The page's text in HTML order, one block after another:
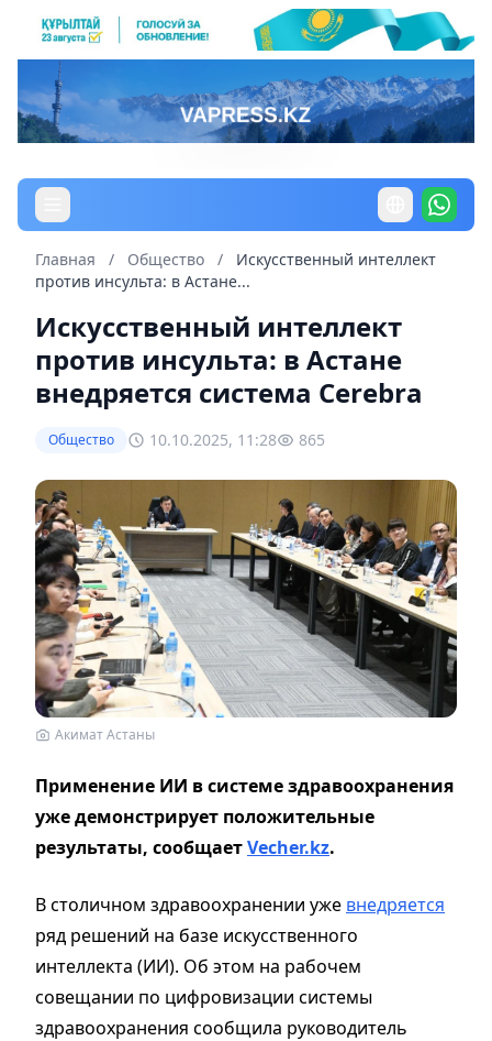
Главная / Общество /
Искусственный интеллект
против инсульта: в Астане...
Искусственный интеллект
против инсульта: в Астане
внедряется система Cerebra
Общество 10.10.2025, 11:28 865
Акимат Астаны
Применение ИИ в системе здравоохранения
уже демонстрирует положительные
результаты, сообщаетVecher.kz.
В столичном здравоохранении уже внедряется
ряд решений на базе искусственного
интеллекта (ИИ). Об этом на рабочем
совещании по цифровизации системы
здравоохранения сообщила руководитель